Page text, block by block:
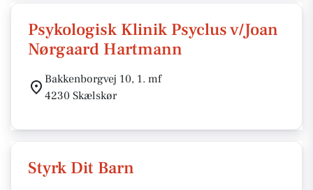
Psykologisk Klinik Psyclus v/Joan
Nørgaard Hartmann
Bakkenborgvej 10, 1. mf
4230 Skælskør
Styrk Dit Barn